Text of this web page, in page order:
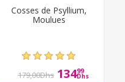
Cosses de Psyllium,
Moulues
179,00Dhs 13499
Dhs